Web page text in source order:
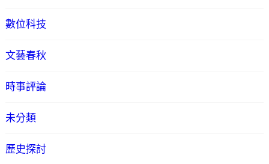
數位科技
文藝春秋
時事評論
未分類
歷史探討